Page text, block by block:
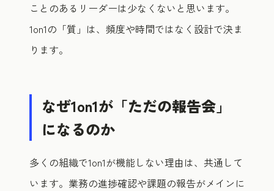
ことのあるリーダーは少なくないと思います。
1on1の「質」は、頻度や時間ではなく設計で決ま
ります。
なぜ1on1が「ただの報告会」
になるのか
多くの組織で1on1が機能しない理由は、共通して
います。業務の進捗確認や課題の報告がメインに